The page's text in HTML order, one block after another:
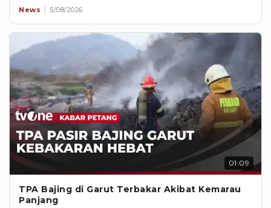
News 5/08/2026
01:09
TPA Bajing di Garut Terbakar Akibat Kemarau
Panjang